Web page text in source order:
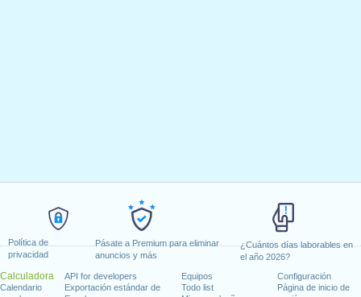
Política de
privacidad
Pásate a Premium para eliminar
anuncios y más
¿Cuántos días laborables en
el año 2026?
Calculadora
Calendario
API for developers
Exportación estándar de
Equipos
Todo list
Configuración
Página de inicio de